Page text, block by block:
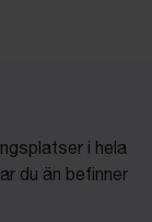
i hela
du än befinner